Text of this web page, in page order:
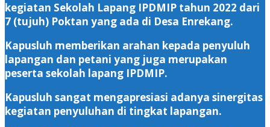
kegiatan Sekolah Lapang IPDMIP tahun 2022 dari
7 (tujuh) Poktan yang ada di Desa Enrekang.
Kapusluh memberikan arahan kepada penyuluh
lapangan dan petani yang juga merupakan
peserta sekolah lapang IPDMIP.
Kapusluh sangat mengapresiasi adanya sinergitas
kegiatan penyuluhan di tingkat lapangan.